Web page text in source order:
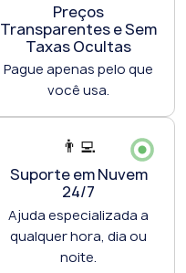
Preços
Transparentes e Sem
Taxas Ocultas
Pague apenas pelo que
você usa.
👨‍💻
Suporte em Nuvem
24/7
Ajuda especializada a
qualquer hora, dia ou
noite.